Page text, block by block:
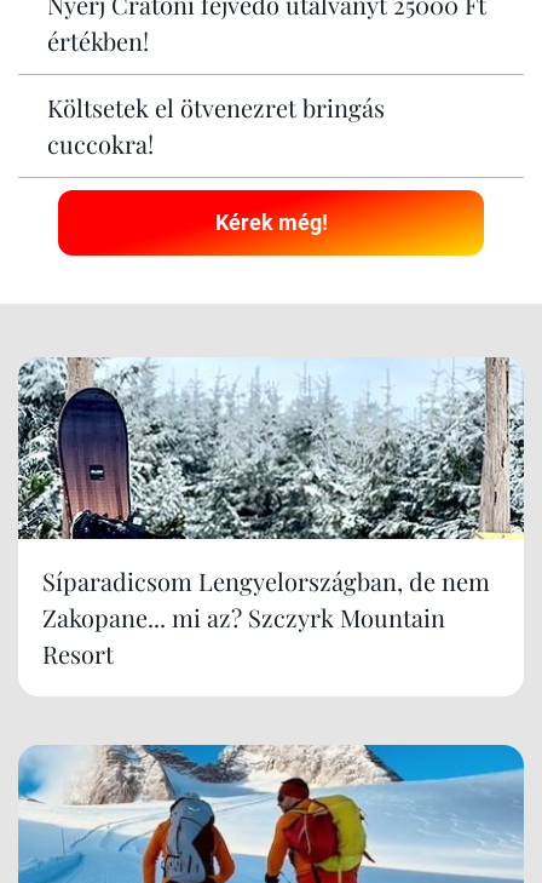
értékben!
Költsetek el ötvenezret bringás
cuccokra!
Kérek még!
Síparadicsom Lengyelországban, de nem
Zakopane... mi az? Szczyrk Mountain
Resort